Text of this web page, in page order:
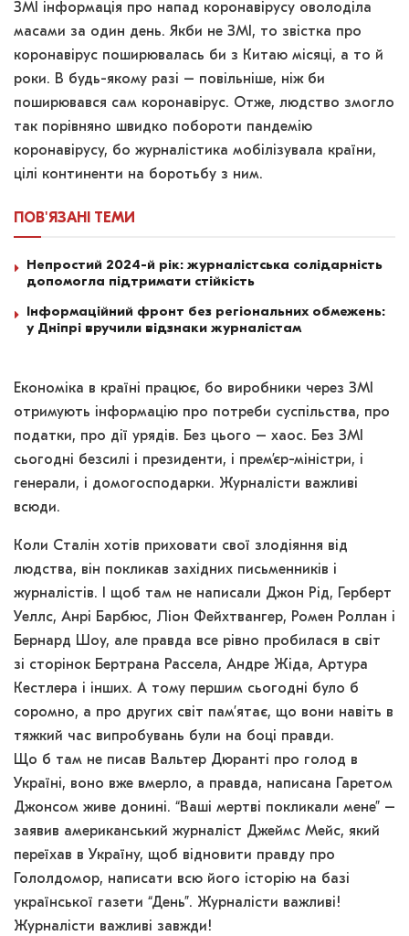
ЗМІ інформація про напад коронавірусу оволоділа
масами за один день. Якби не ЗМІ, то звістка про
коронавірус поширювалась би з Китаю місяці, а то й
роки. В будь-якому разі – повільніше, ніж би
поширювався сам коронавірус. Отже, людство змогло
так порівняно швидко побороти пандемію
коронавірусу, бо журналістика мобілізувала країни,
цілі континенти на боротьбу з ним.
ПОВ'ЯЗАНІ ТЕМИ
Непростий 2024-й рік: журналістська солідарність
допомогла підтримати стійкість
Інформаційний фронт без регіональних обмежень:
у Дніпрі вручили відзнаки журналістам
Економіка в країні працює, бо виробники через ЗМІ
отримують інформацію про потреби суспільства, про
податки, про дії урядів. Без цього – хаос. Без ЗМІ
сьогодні безсилі і президенти, і прем’єр-міністри, і
генерали, і домогосподарки. Журналісти важливі
всюди.
Коли Сталін хотів приховати свої злодіяння від
людства, він покликав західних письменників і
журналістів. І щоб там не написали Джон Рід, Герберт
Уеллс, Анрі Барбюс, Ліон Фейхтвангер, Ромен Роллан і
Бернард Шоу, але правда все рівно пробилася в світ
зі сторінок Бертрана Рассела, Андре Жіда, Артура
Кестлера і інших. А тому першим сьогодні було б
соромно, а про других світ пам’ятає, що вони навіть в
тяжкий час випробувань були на боці правди.
Що б там не писав Вальтер Дюранті про голод в
Україні, воно вже вмерло, а правда, написана Гаретом
Джонсом живе донині. “Ваші мертві покликали мене” –
заявив американський журналіст Джеймс Мейс, який
переїхав в Україну, щоб відновити правду про
Гололдомор, написати всю його історію на базі
української газети “День”. Журналісти важливі!
Журналісти важливі завжди!